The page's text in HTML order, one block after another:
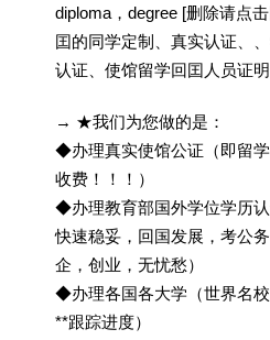
diploma，degree [删除请点
囯的同学定制、真实认证、
认证、使馆留学回囯人员证
→ ★我们为您做的是：
◆办理真实使馆公证（即留
收费！！！）
◆办理教育部国外学位学历认
快速稳妥，回国发展，考公
企，创业，无忧愁）
◆办理各国各大学（世界名
**跟踪进度）